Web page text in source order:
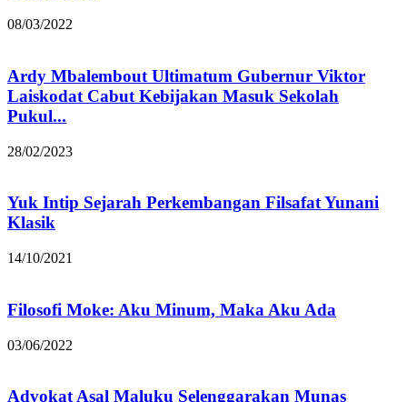
08/03/2022
Ardy Mbalembout Ultimatum Gubernur Viktor
Laiskodat Cabut Kebijakan Masuk Sekolah
Pukul...
28/02/2023
Yuk Intip Sejarah Perkembangan Filsafat Yunani
Klasik
14/10/2021
Filosofi Moke: Aku Minum, Maka Aku Ada
03/06/2022
Advokat Asal Maluku Selenggarakan Munas